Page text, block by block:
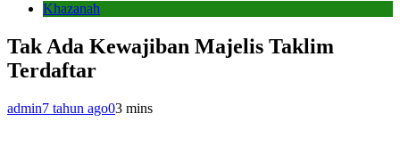
Khazanah
Tak Ada Kewajiban Majelis Taklim
Terdaftar
admin7 tahun ago03 mins